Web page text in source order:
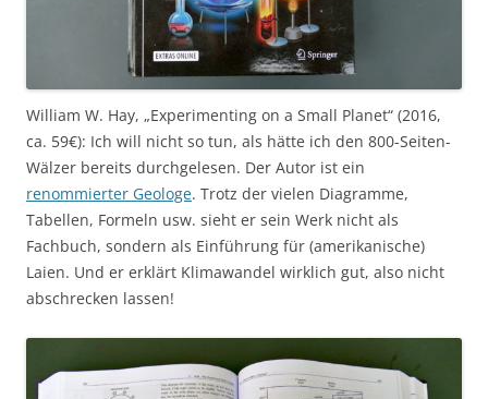
William W. Hay, „Experimenting on a Small Planet“ (2016,
ca. 59€): Ich will nicht so tun, als hätte ich den 800-Seiten-
Wälzer bereits durchgelesen. Der Autor ist ein
renommierter Geologe. Trotz der vielen Diagramme,
Tabellen, Formeln usw. sieht er sein Werk nicht als
Fachbuch, sondern als Einführung für (amerikanische)
Laien. Und er erklärt Klimawandel wirklich gut, also nicht
abschrecken lassen!